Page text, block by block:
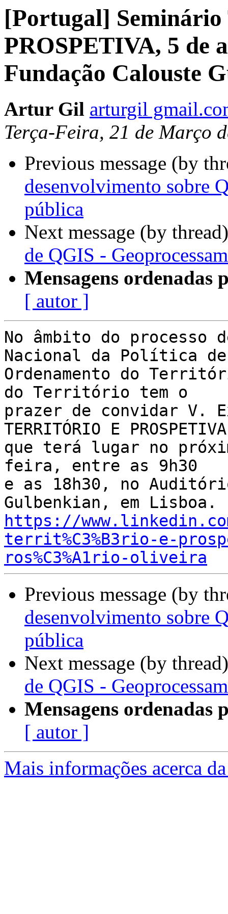
[Portugal]
PROSPETIVA, 5 de
Fundação Calouste
Artur Gil arturgil
Terça-Feira, 21 de Março
Previous message (by
desenvolvimento sobre
pública
Next message (by
de QGIS -
Mensagens ordenadas
[ autor ]
No âmbito do processo
Nacional da Política de
Ordenamento do
do Território tem o
prazer de convidar V.
TERRITÓRIO E
que terá lugar no
feira, entre as 9h30
e as 18h30, no
https://
territ%C3%B3rio-e-
ros%C3%A1rio-oliveira
Previous message (by
desenvolvimento sobre
pública
Next message (by
de QGIS -
Mensagens ordenadas
[ autor ]
Mais informações acerca